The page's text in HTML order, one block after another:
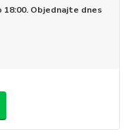
18:00. Objednajte dnes